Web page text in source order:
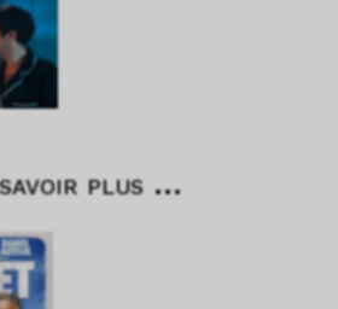
plus ...